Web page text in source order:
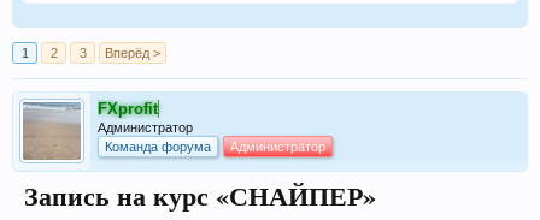
1 2 3 Вперёд >
FXprofit
Администратор
Команда форума
Администратор
Запись на курс «СНАЙПЕР»